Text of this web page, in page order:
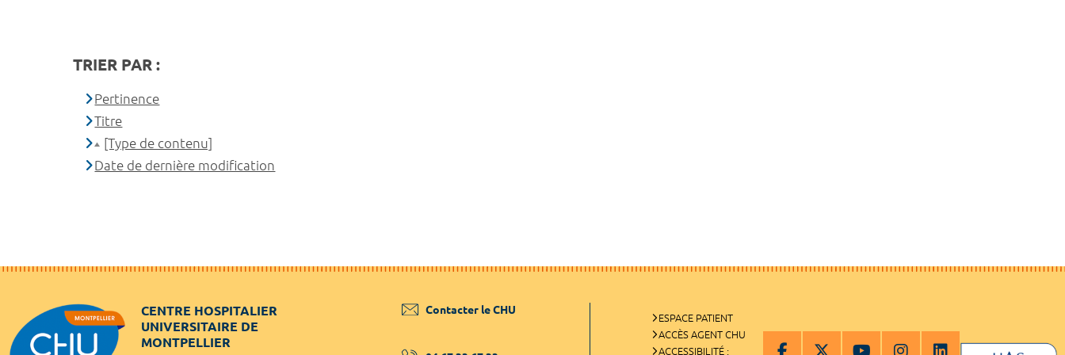
TRIER PAR :
Pertinence
Titre
[Type de contenu]
Date de dernière modification
CENTRE HOSPITALIER
UNIVERSITAIRE DE
MONTPELLIER
Contacter le CHU
ESPACE PATIENT
ACCÈS AGENT CHU
ACCESSIBILITÉ :